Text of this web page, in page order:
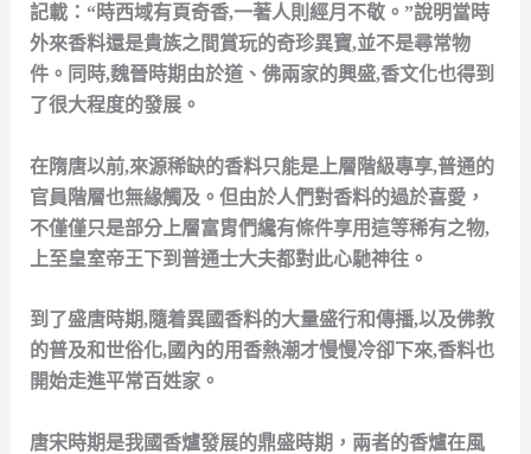
記載：“時西域有頁奇香,一著人則經月不敬。”說明當時
外來香料還是貴族之間賞玩的奇珍異寶,並不是尋常物
件。同時,魏晉時期由於道、佛兩家的興盛,香文化也得到
了很大程度的發展。
在隋唐以前,來源稀缺的香料只能是上層階級專享,普通的
官員階層也無緣觸及。但由於人們對香料的過於喜愛，
不僅僅只是部分上層富胄們纔有條件享用這等稀有之物,
上至皇室帝王下到普通士大夫都對此心馳神往。
到了盛唐時期,隨着異國香料的大量盛行和傳播,以及佛教
的普及和世俗化,國內的用香熱潮才慢慢冷卻下來,香料也
開始走進平常百姓家。
唐宋時期是我國香爐發展的鼎盛時期，兩者的香爐在風